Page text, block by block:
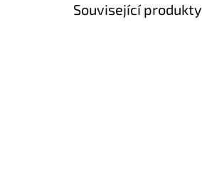
Související produkty